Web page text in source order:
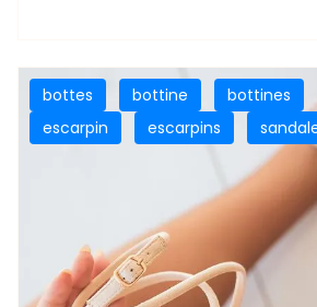
bottes bottine bottines
escarpin
escarpins